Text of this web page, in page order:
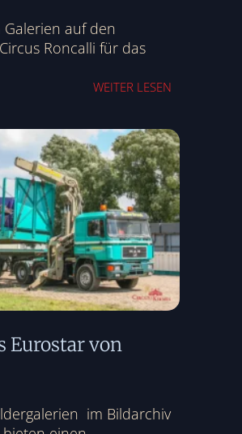
auf den
Roncalli für das
WEITER LESEN
Eurostar von
im Bildarchiv